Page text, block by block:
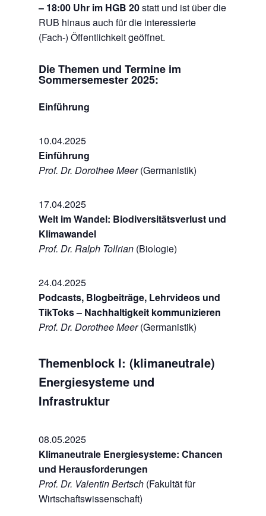
– 18:00 Uhr im HGB 20statt und ist über die
RUB hinaus auch für die interessierte
(Fach-) Öffentlichkeit geöffnet.
Die Themen und Termine im
Sommersemester 2025:
Einführung
10.04.2025
Einführung
Prof. Dr. Dorothee Meer(Germanistik)
17.04.2025
Welt im Wandel: Biodiversitätsverlust und
Klimawandel
Prof. Dr. Ralph Tollrian(Biologie)
24.04.2025
Podcasts, Blogbeiträge, Lehrvideos und
TikToks – Nachhaltigkeit kommunizieren
Prof. Dr. Dorothee Meer(Germanistik)
Themenblock I: (klimaneutrale)
Energiesysteme und
Infrastruktur
08.05.2025
Klimaneutrale Energiesysteme: Chancen
und Herausforderungen
Prof. Dr. Valentin Bertsch(Fakultät für
Wirtschaftswissenschaft)